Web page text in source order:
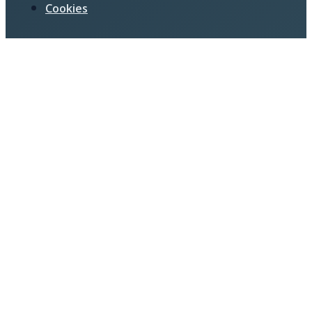
Cookies